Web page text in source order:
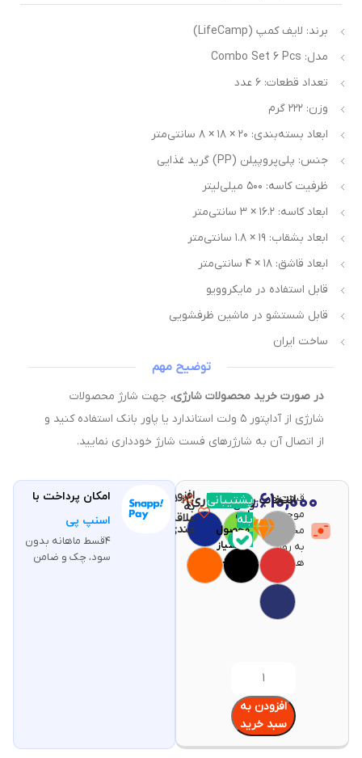
برند: لایف کمپ (LifeCamp)
مدل: Combo Set 6 Pcs
تعداد قطعات: ۶ عدد
وزن: ۲۲۲ گرم
ابعاد بسته‌بندی: ۲۰ × ۱۸ × ۸ سانتی‌متر
جنس: پلی‌پروپیلن (PP) گرید غذایی
ظرفیت کاسه: ۵۰۰ میلی‌لیتر
ابعاد کاسه: ۱۶.۲ × ۳ سانتی‌متر
ابعاد بشقاب: ۱۹ × ۱.۸ سانتی‌متر
ابعاد قاشق: ۱۸ × ۴ سانتی‌متر
قابل استفاده در مایکروویو
قابل شستشو در ماشین ظرفشویی
ساخت ایران
توضیح مهم
در صورت خرید محصولات شارژی،جهت شارژ محصولات
شارژی از آداپتور ۵ ولت استاندارد یا پاور بانک استفاده کنید و
از اتصال آن به شارژرهای فست شارژ خودداری نمایید.
قیمت و
موجودی
محصولات
به روز
هستند.
۶۱۰,۰۰۰تومان
انتخاب رنگ (اجباری)
افزودن به
سبد خرید
با خرید
این
محصول
۱۲
امتیاز
بگیرید
پشتیبانی
بله
افزودن
به
علاقه
مندی
مقایسه
امکان پرداخت با
اسنپ پی
۴قسط ماهانه بدون
سود، چک و ضامن